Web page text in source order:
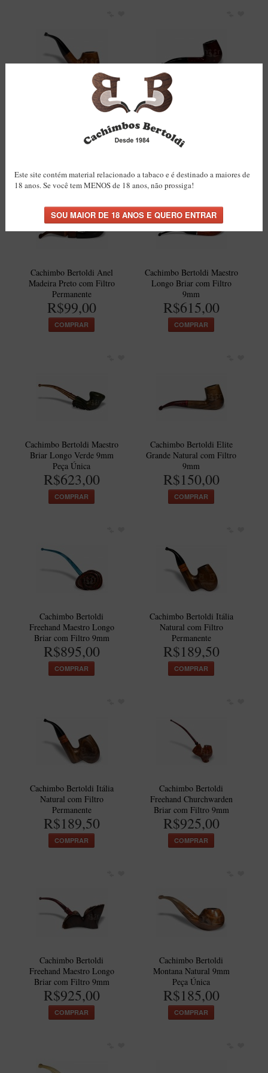
Cachimbo Bertoldi Elite Nº
2 Natural com Filtro
R$93,00
Cachimbo Bertoldi Elite
Bordô com Filtro
R$84,00
Cachimbo Bertoldi Anel
Madeira Preto com Filtro
Permanente
R$99,00
COMPRAR
Cachimbo Bertoldi Maestro
Longo Briar com Filtro
9mm
R$615,00
COMPRAR
Cachimbo Bertoldi Maestro
Briar Longo Verde 9mm
Peça Única
R$623,00
COMPRAR
Cachimbo Bertoldi Elite
Grande Natural com Filtro
9mm
R$150,00
COMPRAR
Cachimbo Bertoldi
Freehand Maestro Longo
Briar com Filtro 9mm
R$895,00
COMPRAR
Cachimbo Bertoldi Itália
Natural com Filtro
Permanente
R$189,50
COMPRAR
Cachimbo Bertoldi Itália
Natural com Filtro
Permanente
R$189,50
COMPRAR
Cachimbo Bertoldi
Freehand Churchwarden
Briar com Filtro 9mm
R$925,00
COMPRAR
Cachimbo Bertoldi
Freehand Maestro Longo
Briar com Filtro 9mm
R$925,00
COMPRAR
Cachimbo Bertoldi
Montana Natural 9mm
Peça Única
R$185,00
COMPRAR
Este site contém material relacionado a tabaco e é destinado a maiores de
18 anos. Se você tem MENOS de 18 anos, não prossiga!